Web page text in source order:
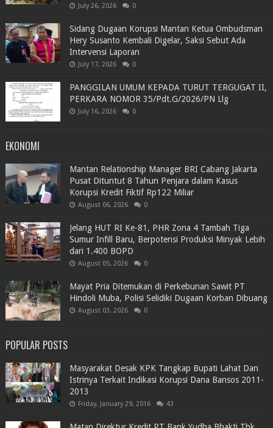
July 26, 2026 0
Sidang Dugaan Korupsi Mantan Ketua Ombudsman
Hery Susanto Kembali Digelar, Saksi Sebut Ada
Intervensi Laporan
July 17, 2026 0
PANGGILAN UMUM KEPADA TURUT TERGUGAT II,
PERKARA NOMOR 35/Pdt.G/2026/PN Llg
July 16, 2026 0
EKONOMI
Mantan Relationship Manager BRI Cabang Jakarta
Pusat Dituntut 8 Tahun Penjara dalam Kasus
Korupsi Kredit Fiktif Rp122 Miliar
August 06, 2026 0
Jelang HUT RI Ke-81, PHR Zona 4 Tambah Tiga
Sumur Infill Baru, Berpotensi Produksi Minyak Lebih
dari 1.400 BOPD
August 05, 2026 0
Mayat Pria Ditemukan di Perkebunan Sawit PT
Hindoli Muba, Polisi Selidiki Dugaan Korban Dibuang
August 03, 2026 0
POPULAR POSTS
Masyarakat Desak KPK Tangkap Bupati Lahat Dan
Istrinya Terkait Indikasi Korupsi Dana Bansos 2011-
2013
Friday, January 29, 2016 43